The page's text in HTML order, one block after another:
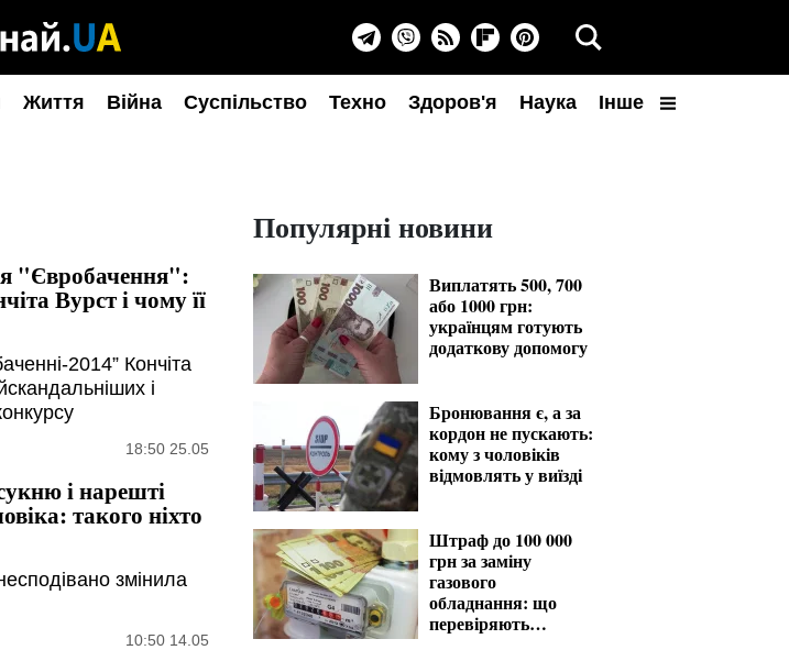
Життя Війна Суспільство Техно Здоров'я Наука Інше
"Євробачення":
Вурст і чому її
2014” Кончіта
і
18:50 25.05
і нарешті
такого ніхто
змінила
10:50 14.05
Популярні новини
Виплатять 500, 700
або 1000 грн:
українцям готують
додаткову допомогу
Бронювання є, а за
кордон не пускають:
кому з чоловіків
відмовлять у виїзді
Штраф до 100 000
грн за заміну
газового
обладнання: що
перевіряють